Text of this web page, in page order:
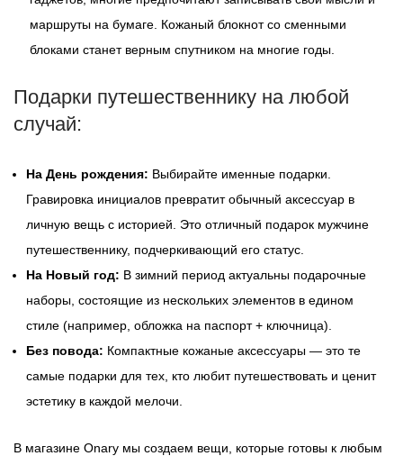
маршруты на бумаге. Кожаный блокнот со сменными
блоками станет верным спутником на многие годы.
Подарки путешественнику на любой
случай:
На День рождения: Выбирайте именные подарки.
Гравировка инициалов превратит обычный аксессуар в
личную вещь с историей. Это отличный подарок мужчине
путешественнику, подчеркивающий его статус.
На Новый год: В зимний период актуальны подарочные
наборы, состоящие из нескольких элементов в едином
стиле (например, обложка на паспорт + ключница).
Без повода: Компактные кожаные аксессуары — это те
самые подарки для тех, кто любит путешествовать и ценит
эстетику в каждой мелочи.
В магазине Onary мы создаем вещи, которые готовы к любым